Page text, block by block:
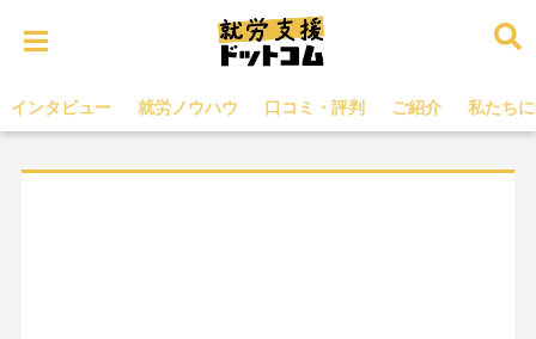
インタビュー 就労ノウハウ 口コミ・評判 ご紹介 私たち